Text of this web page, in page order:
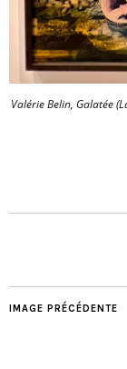
Valérie Belin, Galatée
IMAGE PRÉCÉDENTE